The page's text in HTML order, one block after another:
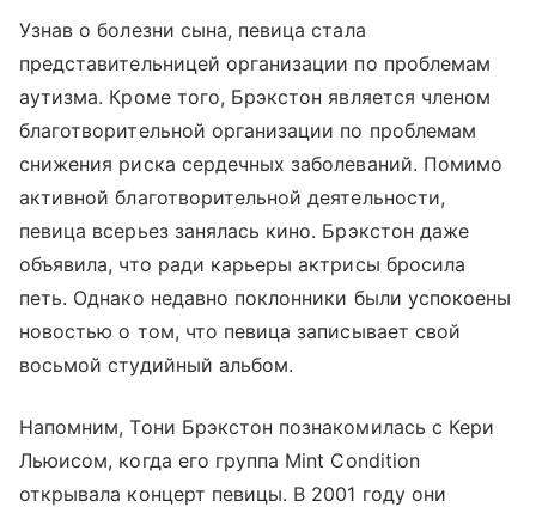
Узнав о болезни сына, певица стала
представительницей организации по проблемам
аутизма. Кроме того, Брэкстон является членом
благотворительной организации по проблемам
снижения риска сердечных заболеваний. Помимо
активной благотворительной деятельности,
певица всерьез занялась кино. Брэкстон даже
объявила, что ради карьеры актрисы бросила
петь. Однако недавно поклонники были успокоены
новостью о том, что певица записывает свой
восьмой студийный альбом.
Напомним, Тони Брэкстон познакомилась с Кери
Льюисом, когда его группа Mint Condition
открывала концерт певицы. В 2001 году они